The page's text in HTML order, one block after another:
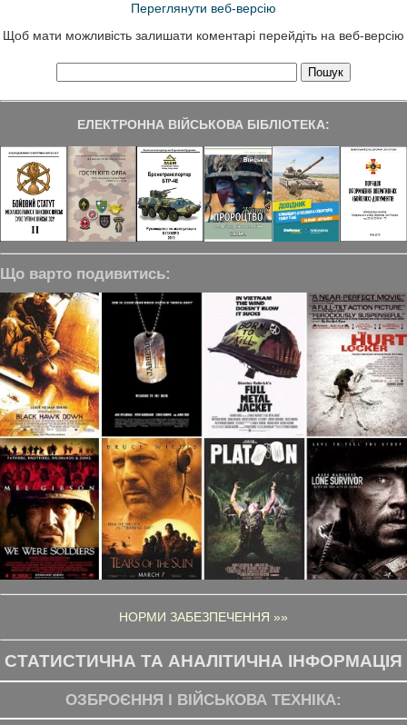
Переглянути веб-версію
Щоб мати можливість залишати коментарі перейдіть на веб-версію
ЕЛЕКТРОННА ВІЙСЬКОВА БІБЛІОТЕКА:
Що варто подивитись:
НОРМИ ЗАБЕЗПЕЧЕННЯ »»
СТАТИСТИЧНА ТА АНАЛІТИЧНА ІНФОРМАЦІЯ
ОЗБРОЄННЯ І ВІЙСЬКОВА ТЕХНІКА: